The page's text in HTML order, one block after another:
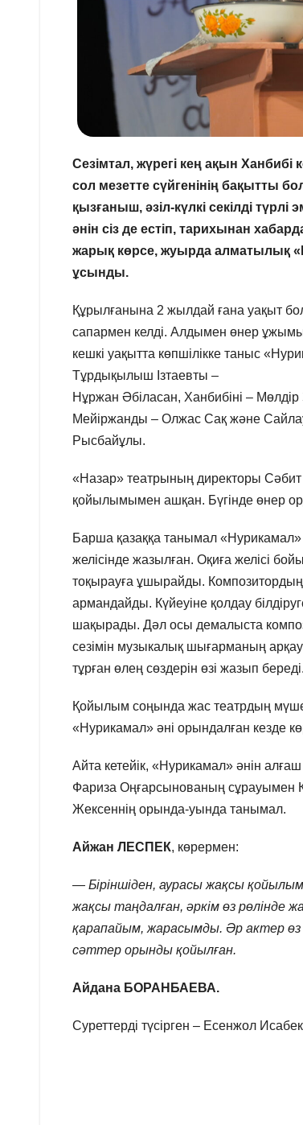
Сезімтал, жүрегі кең ақын Ханбибі
сол мезетте сүйгенінің бақытты
қызғаныш, әзіл-күлкі секілді
әнін сіз де естіп, тарихынан
жарық көрсе, жуырда алматылық
ұсынды.
Құрылғанына 2 жылдай ғана уақыт
сапармен келді. Алдымен өнер ұжымы
кешкі уақытта көпшілікке таныс
Тұрдықылыш Ізтаевты –
Нұржан Әбіласан, Ханбибіні –
Мейіржанды – Олжас Сақ және
Рысбайұлы.
«Назар» театрының директоры
қойылымымен ашқан. Бүгінде өнер
Барша қазаққа танымал «Нурикамал»
желісінде жазылған. Оқиға желісі
тоқырауға ұшырайды. Композитордың
армандайды. Күйеуіне қолдау
шақырады. Дәл осы демалыста
сезімін музыкалық шығарманың
тұрған өлең сөздерін өзі жазып
Қойылым соңында жас театрдың
«Нурикамал» әні орындалған кезде
Айта кетейік, «Нурикамал» әнін
Фариза Оңғарсынованың сұрауымен
Жексеннің орында-уында танымал.
Айжан ЛЕСПЕК, көрермен:
— Біріншіден, аурасы жақсы
жақсы таңдалған, әркім өз рөлінде
қарапайым, жарасымды. Әр актер өз
сәттер орынды қойылған.
Айдана БОРАНБАЕВА.
Суреттерді түсірген – Есенжол